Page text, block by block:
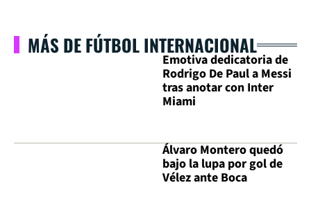
MÁS DE FÚTBOL INTERNACIONAL
Emotiva dedicatoria de
Rodrigo De Paul a Messi
tras anotar con Inter
Miami
Álvaro Montero quedó
bajo la lupa por gol de
Vélez ante Boca